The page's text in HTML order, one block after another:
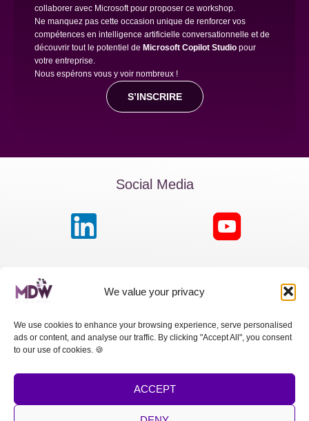
We value your privacy
We use cookies to enhance your browsing experience, serve personalised
ads or content, and analyse our traffic. By clicking "Accept All", you consent
to our use of cookies. 🍪
ACCEPT
collaborer avec Microsoft pour proposer ce workshop.
Ne manquez pas cette occasion unique de renforcer vos
compétences en intelligence artificielle conversationnelle et de
découvrir tout le potentiel de Microsoft Copilot Studio pour
votre entreprise.
Nous espérons vous y voir nombreux !
S’INSCRIRE
Social Media
Passage de la Boule Blanche, 7 | Paris 75012
MDW Switzerland
MDW Spain
Calle Princesa, 2 | Madrid 28008